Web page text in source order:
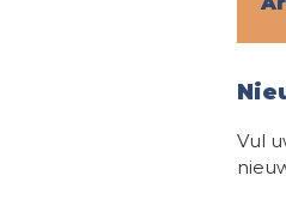
Vul